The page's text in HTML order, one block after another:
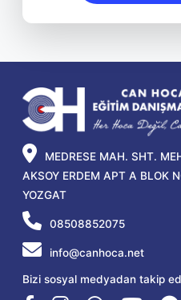
MEDRESE MAH. SHT.
AKSOY ERDEM APT A BLOK
YOZGAT
08508852075
info@canhoca.net
Bizi sosyal medyadan takip